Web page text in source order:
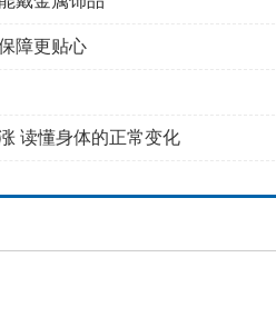
障更贴心
读懂身体的正常变化